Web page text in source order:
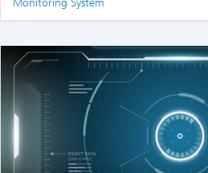
Monitoring System